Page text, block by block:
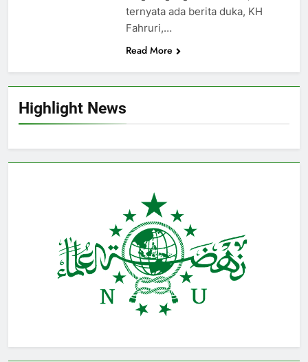
Highlight News
ternyata ada berita duka, KH
Fahruri,…
Read More